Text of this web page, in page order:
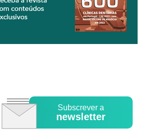
Subscrever a
newsletter